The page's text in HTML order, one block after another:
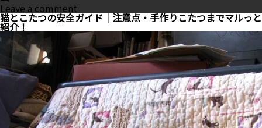
Leave a comment
犬
も
花
粉
症
に
な
る？
｜
予
防・
治
猫とこたつの安全ガイド｜注意点・手作りこたつまでマルっと
紹介！